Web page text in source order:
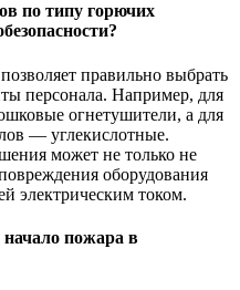
по типу горючих
правильно выбрать
персонала. Например, для
огнетушители, а для
— углекислотные.
может не только не
оборудования
электрическим током.
пожара в